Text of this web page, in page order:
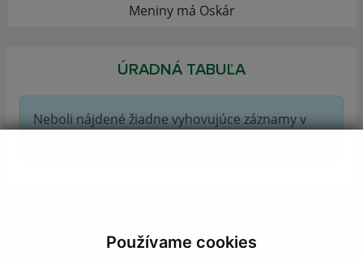
Používame cookies
Meniny má Oskár
ÚRADNÁ TABUĽA
Neboli nájdené žiadne vyhovujúce záznamy v
Mobilná aplikácia